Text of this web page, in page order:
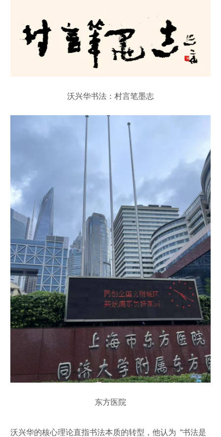
沃兴华书法：村言笔墨志
东方医院
沃兴华的核心理论直指书法本质的转型，他认为 “书法是